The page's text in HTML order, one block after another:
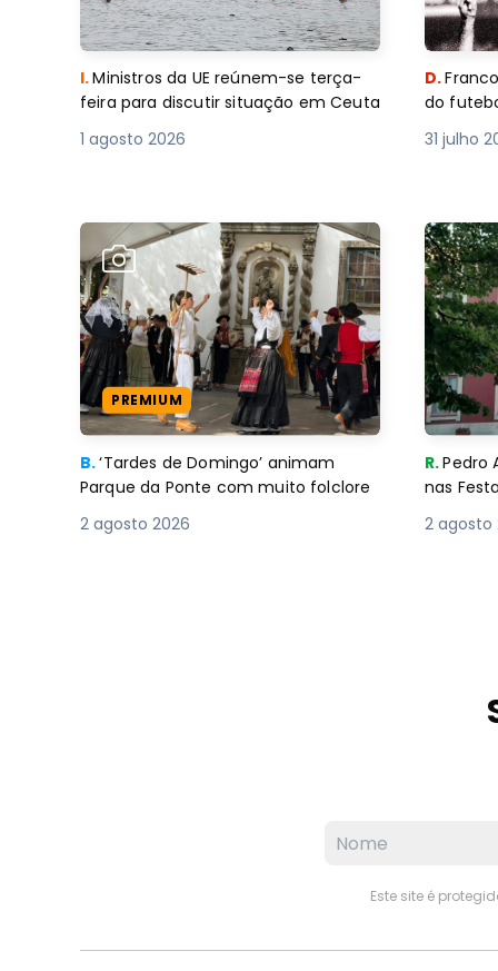
I.Ministros da UE reúnem-se terça-
feira para discutir situação em Ceuta
1 agosto 2026
D.
do
31 julho
PREMIUM
B.‘Tardes de Domingo’ animam
Parque da Ponte com muito folclore
2 agosto 2026
R.Pedro
nas
2 agosto
Este site é